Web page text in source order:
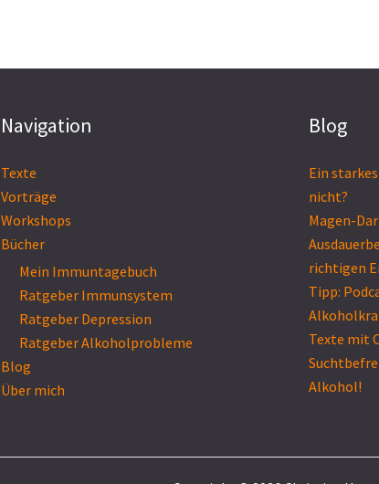
Navigation
Texte
Vorträge
Workshops
Bücher
Mein Immuntagebuch
Ratgeber Immunsystem
Ratgeber Depression
Ratgeber Alkoholprobleme
Blog
Über mich
Blog
Ein
nicht?
Magen-
richtigen
Tipp:
Texte mit
Alkohol!